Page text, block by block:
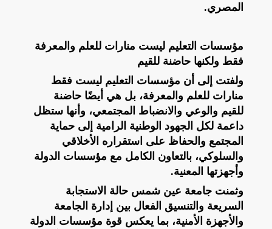
المصري.
مؤسسات التعليم ليست منارات للعلم والمعرفة
فقط ولكنها حاضنة للقيم
ولفتت إلى أن مؤسسات التعليم ليست فقط
منارات للعلم والمعرفة، بل هي أيضًا حاضنة
للقيم والوعي والانضباط المجتمعي، وأنها ستظل
داعمة لكل الجهود الوطنية الرامية إلى حماية
المجتمع والحفاظ على استقراره الأخلاقي
والسلوكي، بالتعاون الكامل مع مؤسسات الدولة
وأجهزتها المعنية.
وثمنت جامعة عين شمس حالة الاستجابة
السريعة والتنسيق الفعال بين إدارة الجامعة
والأجهزة الأمنية، بما يعكس قوة مؤسسات الدولة